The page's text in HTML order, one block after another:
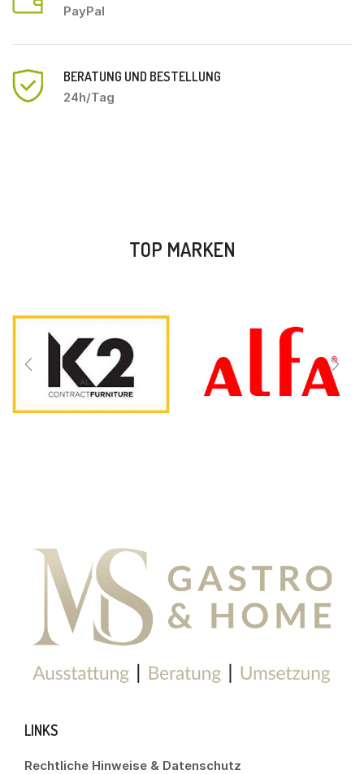
PayPal
BERATUNG UND BESTELLUNG
24h/Tag
TOP MARKEN
LINKS
Rechtliche Hinweise & Datenschutz